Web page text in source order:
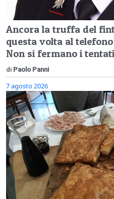
Ancora la truffa del
questa volta al
Non si fermano i
di Paolo Panni
7 agosto 2026